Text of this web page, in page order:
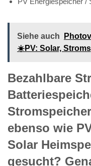
Siehe auch
☀️PV️: Solar,
Bezahlbare
ebenso wie
Solar
gesucht?